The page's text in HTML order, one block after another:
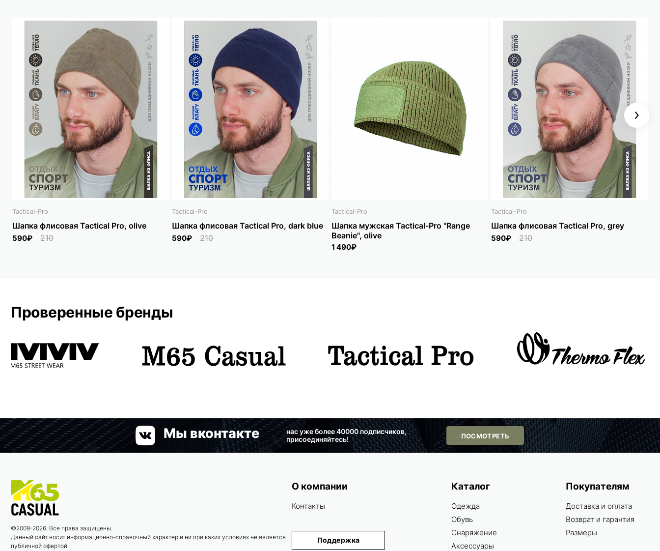
Tactical-Pro
Шапка флисовая Tactical Pro, olive
590₽ 210
Tactical-Pro
Шапка флисовая Tactical Pro, dark blue
590₽ 210
Tactical-Pro
Шапка мужская Tactical-Pro "Range
Beanie", olive
1 490₽
Tactical-Pro
Шапка флисовая Tactical Pro, grey
590₽ 210
Next
Проверенные бренды
Мы вконтакте
нас уже более 40000 подписчиков,
присоединяйтесь!
ПОСМОТРЕТЬ
©2009-2026. Все права защищены.
Данный сайт носит информационно-справочный характер и ни при каких условиях не является
публичной офертой.
О компании
Контакты
Поддержка
Каталог
Одежда
Обувь
Снаряжение
Аксессуары
Покупателям
Доставка и оплата
Возврат и гарантия
Размеры